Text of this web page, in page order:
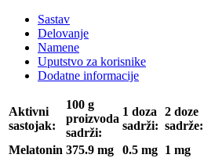
Sastav
Delovanje
Namene
Uputstvo za korisnike
Dodatne informacije
Aktivni
sastojak:
100 g
proizvoda
sadrži:
1 doza
sadrži:
2 doze
sadrže:
Melatonin 375.9 mg 0.5 mg 1 mg